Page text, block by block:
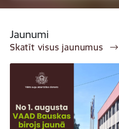
Jaunumi
Skatīt visus jaunumus